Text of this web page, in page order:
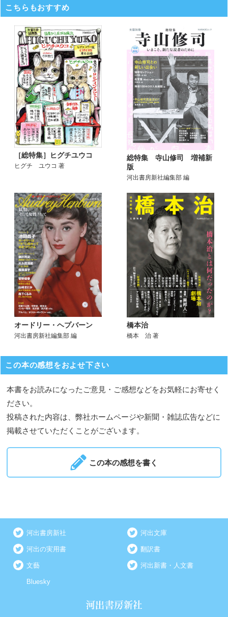
こちらもおすすめ
［総特集］ヒグチユウコ
ヒグチ ユウコ 著
総特集 寺山修司 増補新
版
河出書房新社編集部 編
オードリー・ヘプバーン
河出書房新社編集部 編
橋本治
橋本 治 著
この本の感想をおよせ下さい
本書をお読みになったご意見・ご感想などをお気軽にお寄せく
ださい。
投稿された内容は、弊社ホームページや新聞・雑誌広告などに
掲載させていただくことがございます。
この本の感想を書く
河出書房新社 河出文庫
河出の実用書 翻訳書
文藝 河出新書・人文書
Bluesky